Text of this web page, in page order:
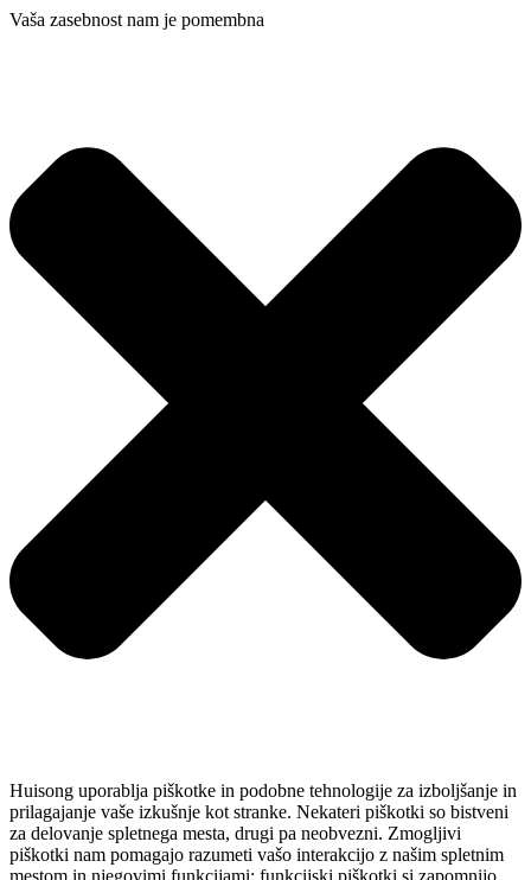
Vaša zasebnost nam je pomembna
Huisong uporablja piškotke in podobne tehnologije za izboljšanje in
prilagajanje vaše izkušnje kot stranke. Nekateri piškotki so bistveni
za delovanje spletnega mesta, drugi pa neobvezni. Zmogljivi
piškotki nam pomagajo razumeti vašo interakcijo z našim spletnim